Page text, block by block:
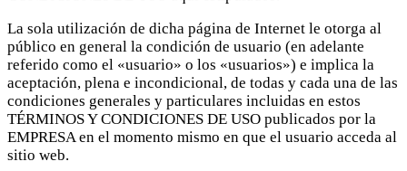
La sola utilización de dicha página de Internet le otorga al
público en general la condición de usuario (en adelante
referido como el «usuario» o los «usuarios») e implica la
aceptación, plena e incondicional, de todas y cada una de las
condiciones generales y particulares incluidas en estos
TÉRMINOS Y CONDICIONES DE USO publicados por la
EMPRESA en el momento mismo en que el usuario acceda al
sitio web.